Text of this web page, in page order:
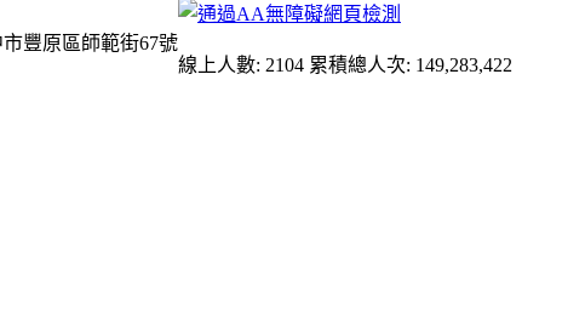
豐原區師範街67號
線上人數: 2104 累積總人次: 149,283,422